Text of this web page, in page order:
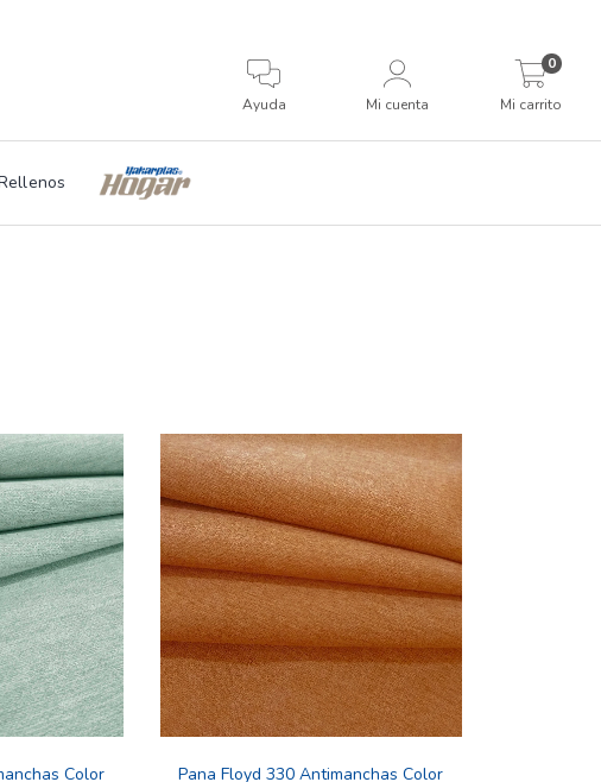
Ayuda Mi cuenta Mi carrito
0
Color
Pana Floyd 330 Antimanchas Color